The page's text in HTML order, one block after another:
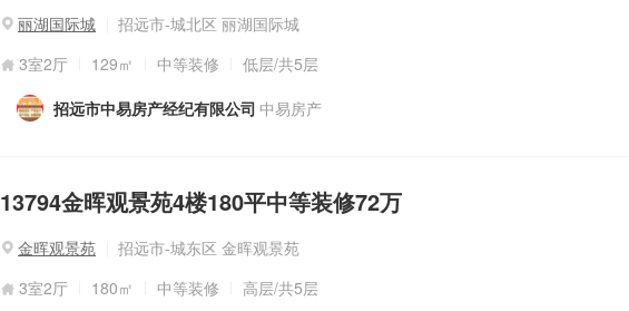
丽湖国际城
招远市-城北区 丽湖国际城
3室2厅
129㎡ 中等装修 低层/共5层
招远市中易房产经纪有限公司 中易房产
13794金晖观景苑4楼180平中等装修72万
金晖观景苑
招远市-城东区 金晖观景苑
3室2厅
180㎡ 中等装修 高层/共5层